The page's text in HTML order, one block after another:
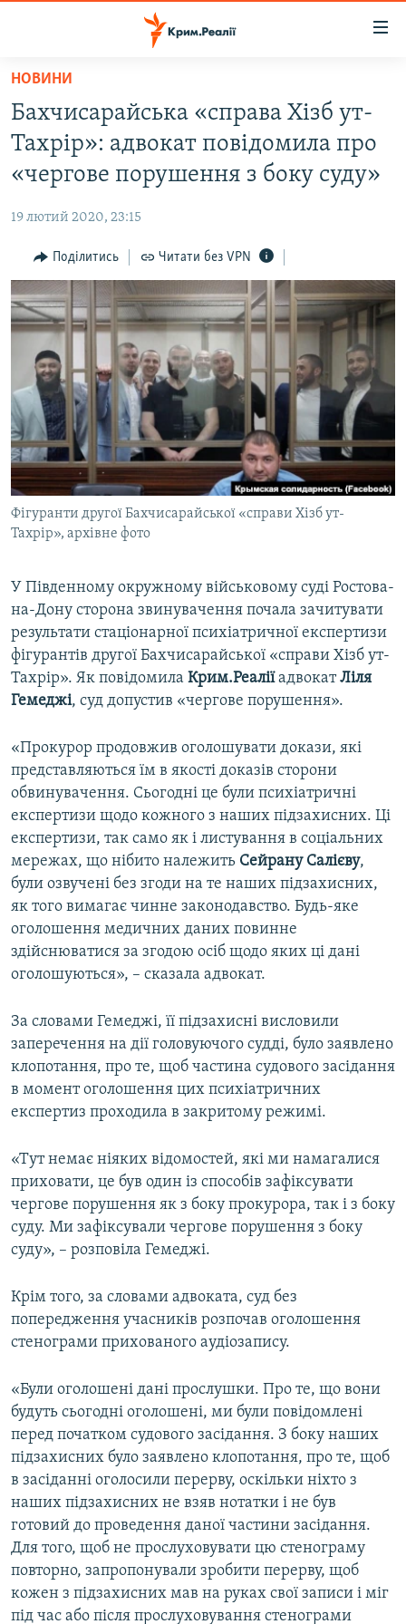
Перейти
основного
матеріалу
Перейти
до
основної
Перейти
до
пошуку
ВОДА.КРИМ
ВІДЕО ТА ФОТО
БЛОГИ
ПОГЛЯД
ІНТЕРВ'Ю
ВСЕ ЗА ДЕНЬ
СПЕЦПРОЕКТИ
ДЕПОРТАЦІЯ
ВІДЕОУРОКИ «ELIFBE»
СВІДЧЕННЯ ОКУПАЦІЇ
УКРАЇНСЬКА ПРОБЛЕМА КРИМУ
ІНФОГРАФІКА
ЯК ОБІЙТИ БЛОКУВАННЯ
Русский
Qırımtatar
ДОЛУЧАЙСЯ!
Усі сайти RFE/RL
НОВИНИ
Бахчисарайська «справа Хізб ут-
Тахрір»: адвокат повідомила про
«чергове порушення з боку суду»
19 лютий 2020, 23:15
Поділитись Читати без VPN
Фігуранти другої Бахчисарайської «справи Хізб ут-
Тахрір», архівне фото
У Південному окружному військовому суді Ростова-
на-Дону сторона звинувачення почала зачитувати
результати стаціонарної психіатричної експертизи
фігурантів другої Бахчисарайської «справи Хізб ут-
Тахрір». Як повідомила Крим.РеаліїадвокатЛіля
Гемеджі, суд допустив «чергове порушення».
«Прокурор продовжив оголошувати докази, які
представляються їм в якості доказів сторони
обвинувачення. Сьогодні це були психіатричні
експертизи щодо кожного з наших підзахисних. Ці
експертизи, так само як і листування в соціальних
мережах, що нібито належить Сейрану Салієву,
були озвучені без згоди на те наших підзахисних,
як того вимагає чинне законодавство. Будь-яке
оголошення медичних даних повинне
здійснюватися за згодою осіб щодо яких ці дані
оголошуються», – сказала адвокат.
За словами Гемеджі, її підзахисні висловили
заперечення на дії головуючого судді, було заявлено
клопотання, про те, щоб частина судового засідання
в момент оголошення цих психіатричних
експертиз проходила в закритому режимі.
«Тут немає ніяких відомостей, які ми намагалися
приховати, це був один із способів зафіксувати
чергове порушення як з боку прокурора, так і з боку
суду. Ми зафіксували чергове порушення з боку
суду», – розповіла Гемеджі.
Крім того, за словами адвоката, суд без
попередження учасників розпочав оголошення
стенограми прихованого аудіозапису.
«Були оголошені дані прослушки. Про те, що вони
будуть сьогодні оголошені, ми були повідомлені
перед початком судового засідання. З боку наших
підзахисних було заявлено клопотання, про те, щоб
в засіданні оголосили перерву, оскільки ніхто з
наших підзахисних не взяв нотатки і не був
готовий до проведення даної частини засідання.
Для того, щоб не прослуховувати цю стенограму
повторно, запропонували зробити перерву, щоб
кожен з підзахисних мав на руках свої записи і міг
під час або після прослуховування стенограми